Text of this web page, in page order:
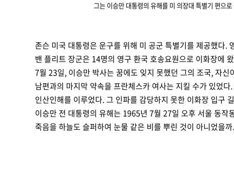
그는 이승만 대통령의 유해를 미 의장대 특별기 편으
존슨 미국 대통령은 운구를 위해 미 공군 특별기를 제공했다
밴 플리트 장군은 14명의 영구 환국 호송요원으로 이화장에
7월 23일, 이승만 박사는 꿈에도 잊지 못했던 그의 조국, 자
남편과의 마지막 약속을 프란체스카 여사는 지킬 수가 있었다.
인산인해를 이루었다. 그 인파를 감당하지 못한 이화장 입구
이승만 전 대통령의 유해는 1965년 7월 27일 오후 서울 동작
죽음을 하늘도 슬퍼하여 눈물 같은 비를 뿌린 것이 아니었을까.